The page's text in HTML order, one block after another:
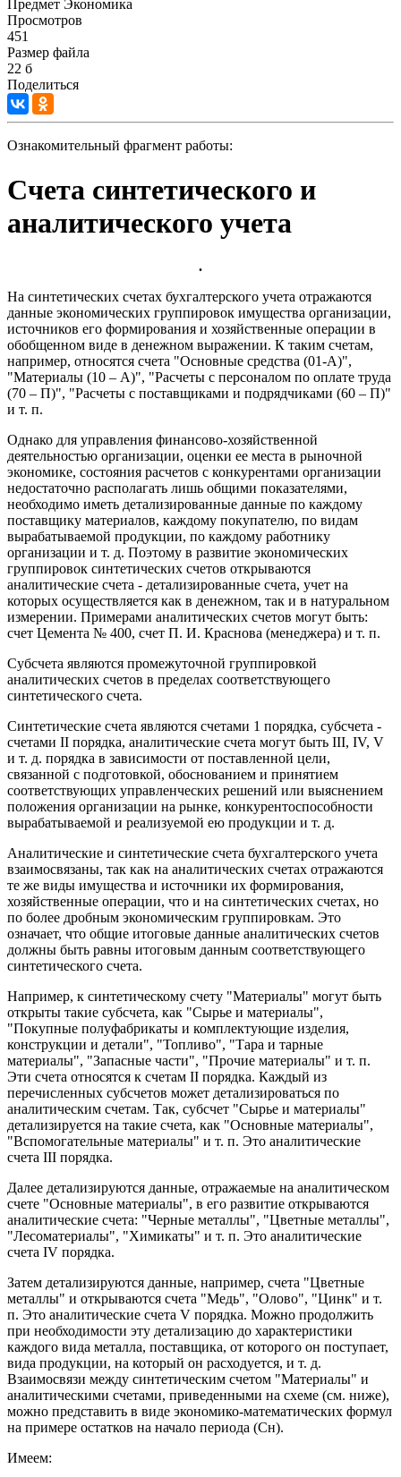
Предмет Экономика
Просмотров
451
Размер файла
22 б
Поделиться
Ознакомительный фрагмент работы:
Счета синтетического и
аналитического учета
.
На синтетических счетах бухгалтерского учета отражаются
данные экономических группировок имущества организации,
источников его формирования и хозяйственные операции в
обобщенном виде в денежном выражении. К таким счетам,
например, относятся счета "Основные средства (01-А)",
"Материалы (10 – А)", "Расчеты с персоналом по оплате труда
(70 – П)", "Расчеты с поставщиками и подрядчиками (60 – П)"
и т. п.
Однако для управления финансово-хозяйственной
деятельностью организации, оценки ее места в рыночной
экономике, состояния расчетов с конкурентами организации
недостаточно располагать лишь общими показателями,
необходимо иметь детализированные данные по каждому
поставщику материалов, каждому покупателю, по видам
вырабатываемой продукции, по каждому работнику
организации и т. д. Поэтому в развитие экономических
группировок синтетических счетов открываются
аналитические счета - детализированные счета, учет на
которых осуществляется как в денежном, так и в натуральном
измерении. Примерами аналитических счетов могут быть:
счет Цемента № 400, счет П. И. Краснова (менеджера) и т. п.
Субсчета являются промежуточной группировкой
аналитических счетов в пределах соответствующего
синтетического счета.
Синтетические счета являются счетами 1 порядка, субсчета -
счетами II порядка, аналитические счета могут быть III, IV, V
и т. д. порядка в зависимости от поставленной цели,
связанной с подготовкой, обоснованием и принятием
соответствующих управленческих решений или выяснением
положения организации на рынке, конкурентоспособности
вырабатываемой и реализуемой ею продукции и т. д.
Аналитические и синтетические счета бухгалтерского учета
взаимосвязаны, так как на аналитических счетах отражаются
те же виды имущества и источники их формирования,
хозяйственные операции, что и на синтетических счетах, но
по более дробным экономическим группировкам. Это
означает, что общие итоговые данные аналитических счетов
должны быть равны итоговым данным соответствующего
синтетического счета.
Например, к синтетическому счету "Материалы" могут быть
открыты такие субсчета, как "Сырье и материалы",
"Покупные полуфабрикаты и комплектующие изделия,
конструкции и детали", "Топливо", "Тара и тарные
материалы", "Запасные части", "Прочие материалы" и т. п.
Эти счета относятся к счетам II порядка. Каждый из
перечисленных субсчетов может детализироваться по
аналитическим счетам. Так, субсчет "Сырье и материалы"
детализируется на такие счета, как "Основные материалы",
"Вспомогательные материалы" и т. п. Это аналитические
счета III порядка.
Далее детализируются данные, отражаемые на аналитическом
счете "Основные материалы", в его развитие открываются
аналитические счета: "Черные металлы", "Цветные металлы",
"Лесоматериалы", "Химикаты" и т. п. Это аналитические
счета IV порядка.
Затем детализируются данные, например, счета "Цветные
металлы" и открываются счета "Медь", "Олово", "Цинк" и т.
п. Это аналитические счета V порядка. Можно продолжить
при необходимости эту детализацию до характеристики
каждого вида металла, поставщика, от которого он поступает,
вида продукции, на который он расходуется, и т. д.
Взаимосвязи между синтетическим счетом "Материалы" и
аналитическими счетами, приведенными на схеме (см. ниже),
можно представить в виде экономико-математических формул
на примере остатков на начало периода (Сн).
Имеем: